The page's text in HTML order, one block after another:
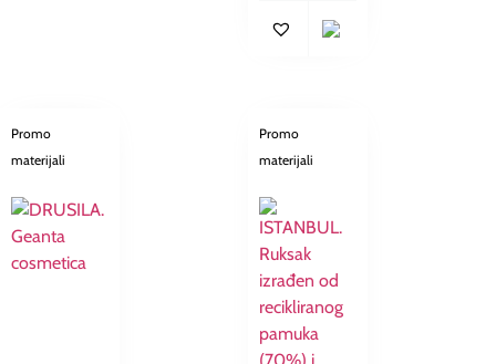
Promo
materijali
Promo
materijali